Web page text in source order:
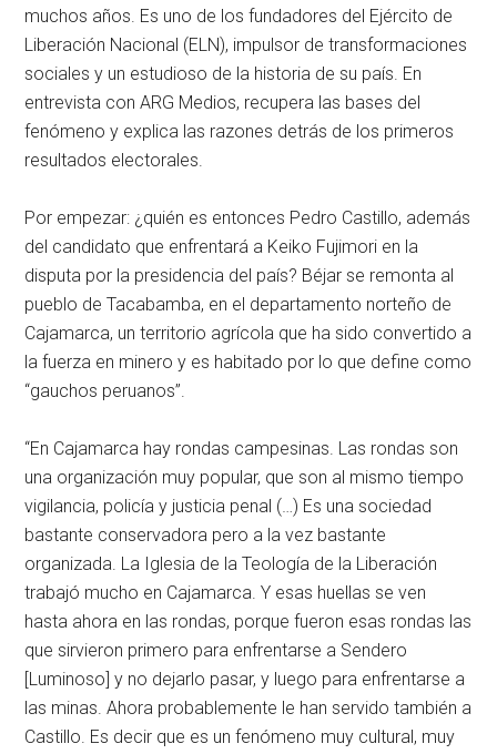
muchos años. Es uno de los fundadores del Ejército de
Liberación Nacional (ELN), impulsor de transformaciones
sociales y un estudioso de la historia de su país. En
entrevista con ARG Medios, recupera las bases del
fenómeno y explica las razones detrás de los primeros
resultados electorales.
Por empezar: ¿quién es entonces Pedro Castillo, además
del candidato que enfrentará a Keiko Fujimori en la
disputa por la presidencia del país? Béjar se remonta al
pueblo de Tacabamba, en el departamento norteño de
Cajamarca, un territorio agrícola que ha sido convertido a
la fuerza en minero y es habitado por lo que define como
“gauchos peruanos”.
“En Cajamarca hay rondas campesinas. Las rondas son
una organización muy popular, que son al mismo tiempo
vigilancia, policía y justicia penal (…) Es una sociedad
bastante conservadora pero a la vez bastante
organizada. La Iglesia de la Teología de la Liberación
trabajó mucho en Cajamarca. Y esas huellas se ven
hasta ahora en las rondas, porque fueron esas rondas las
que sirvieron primero para enfrentarse a Sendero
[Luminoso] y no dejarlo pasar, y luego para enfrentarse a
las minas. Ahora probablemente le han servido también a
Castillo. Es decir que es un fenómeno muy cultural, muy